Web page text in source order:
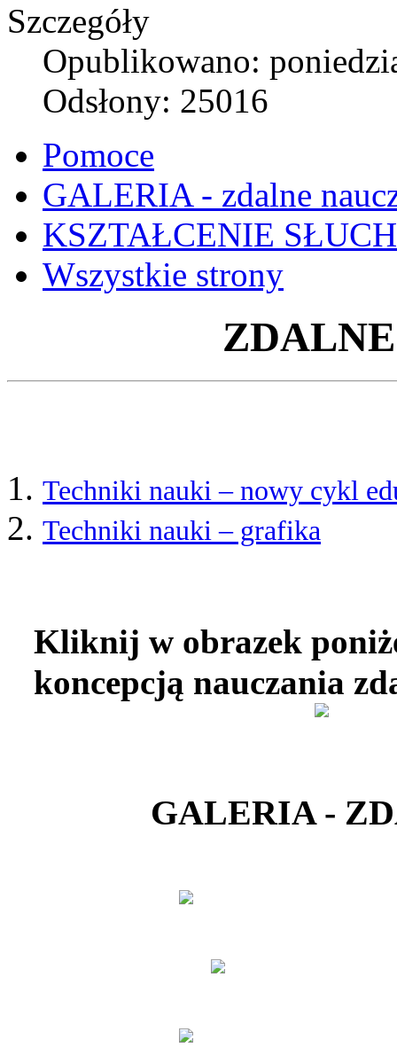
Szczegóły
Opublikowano:
Odsłony: 25016
Pomoce
GALERIA - zdalne
KSZTAŁCENIE
Wszystkie strony
Techniki nauki – nowy cykl
Techniki nauki – grafika
Kliknij w obrazek
koncepcją nauczania
GALERIA -